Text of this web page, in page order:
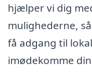
hjælper vi dig
mulighederne,
få adgang til
imødekomme